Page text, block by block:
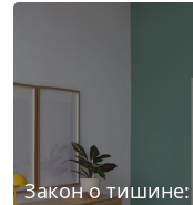
Закон о